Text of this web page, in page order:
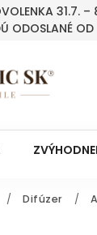
31.7.
ODOSLANÉ
/ Difúzer /